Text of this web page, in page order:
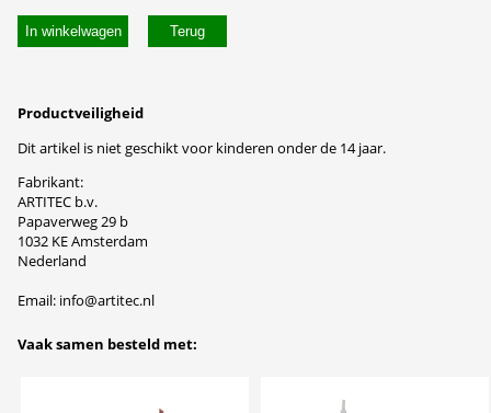
In winkelwagen
Productveiligheid
Dit artikel is niet geschikt voor kinderen onder de 14 jaar.
Fabrikant:
ARTITEC b.v.
Papaverweg 29 b
1032 KE Amsterdam
Nederland
Email: info@artitec.nl
Vaak samen besteld met: